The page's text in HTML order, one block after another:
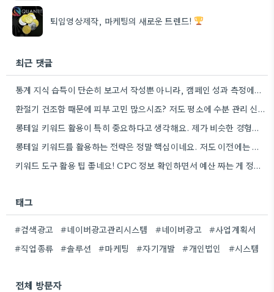
퇴임영상제작, 마케팅의 새로운 트렌드!
최근 댓글
통계 지식 습득이 단순히 보고서 작성뿐 아니라, 캠페인 성과 측정에도 도움이 된다니 흥미롭네요.
환절기 건조함 때문에 피부 고민 많으시죠? 저도 평소에 수분 관리 신경 쓰느라 시간 오래 뺏깁니다.
롱테일 키워드 활용이 특히 중요하다고 생각해요. 제가 비슷한 경험을 할 때, 너무 일반적인 키워드에 집중했더니…
롱테일 키워드를 활용하는 전략은 정말 핵심이네요. 저도 이전에는 너무 넓은 범위의 키워드에 집중해서 예산을 낭비했던…
키워드 도구 활용 팁 좋네요! CPC 정보 확인하면서 예산 짜는 게 정말 중요할 것 같아요.
태그
#검색광고 #네이버광고관리시스템 #네이버광고
#사업계획서
#직업종류
#솔루션 #마케팅 #자기개발 #개인법인 #시스템
전체 방문자